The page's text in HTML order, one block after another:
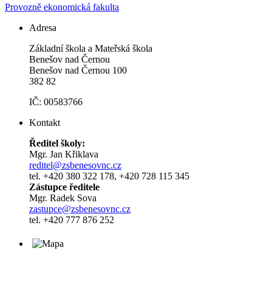
Provozně ekonomická fakulta
Adresa
Základní škola a Mateřská škola
Benešov nad Černou
Benešov nad Černou 100
382 82
IČ: 00583766
Kontakt
Ředitel školy:
Mgr. Jan Křiklava
reditel@zsbenesovnc.cz
tel. +420 380 322 178, +420 728 115 345
Zástupce ředitele
Mgr. Radek Sova
zastupce@zsbenesovnc.cz
tel. +420 777 876 252